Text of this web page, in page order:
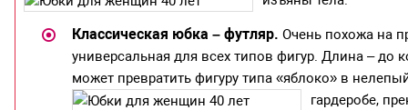
Классическая юбка – футляр. Очень похожа на
универсальная для всех типов фигур. Длина –
может превратить фигуру типа «яблоко» в
гардеробе,